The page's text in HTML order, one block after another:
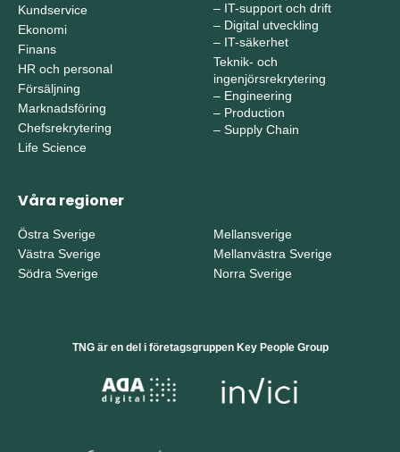
Kundservice
Ekonomi
Finans
HR och personal
Försäljning
Marknadsföring
Chefsrekrytering
Life Science
– IT-support och drift
– Digital utveckling
– IT-säkerhet
Teknik- och
ingenjörsrekrytering
– Engineering
– Production
– Supply Chain
Våra regioner
Östra Sverige
Västra Sverige
Södra Sverige
Mellansverige
Mellanvästra Sverige
Norra Sverige
TNG är en del i företagsgruppen Key People Group